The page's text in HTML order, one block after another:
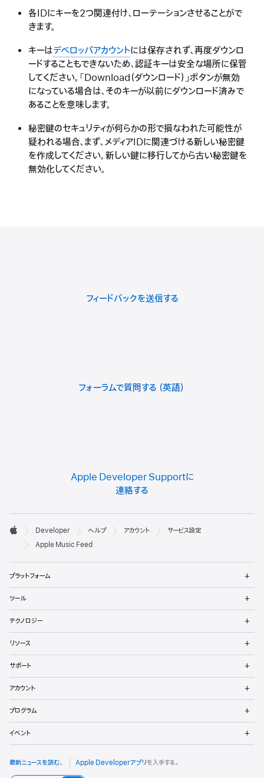
各IDにキーを2つ関連付け、ローテーションさせることがで
きます。
キーはデベロッパアカウントには保存されず、再度ダウンロ
ードすることもできないため、認証キーは安全な場所に保管
してください。「Download（ダウンロード）」ボタンが無効
になっている場合は、そのキーが以前にダウンロード済みで
あることを意味します。
秘密鍵のセキュリティが何らかの形で損なわれた可能性が
疑われる場合、まず、メディアIDに関連づける新しい秘密鍵
を作成してください。新しい鍵に移行してから古い秘密鍵を
無効化してください。
フィードバックを送信する
フォーラムで質問する
Apple Developer Supportに
連絡する
デ
ロ
ッ
パ
向
け
フ
ッ
タ

Apple
Developer ヘルプ アカウント
サービス設定
Apple Music Feed
プラットフォーム
ュ
を
く
ツール
ュ
を
く
テクノロジー
ュ
を
く
リソース
ュ
を
く
サポート
ュ
を
く
アカウント
ュ
を
く
プログラム
ュ
を
イベント
ュ
最新ニュースを読む。 Apple Developerアプリを入手する。